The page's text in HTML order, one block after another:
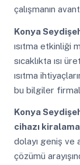
çalışmanın
Konya
ısıtma etkinliği
sıcaklıkta ısı
ısıtma
bu bilgiler
Konya
cihazı kiralama
dolayı geniş ve
çözümü